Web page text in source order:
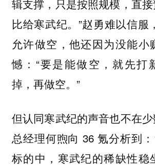
辑支撑，只是按照规模，直
比给寒武纪。”赵勇难以信服
允许做空，他还因为没能小
憾：“要是能做空，就先打
掉，再做空。”
但认同寒武纪的声音也不在
总经理何煦向 36 氪分析到
标的中，寒武纪的稀缺性稳